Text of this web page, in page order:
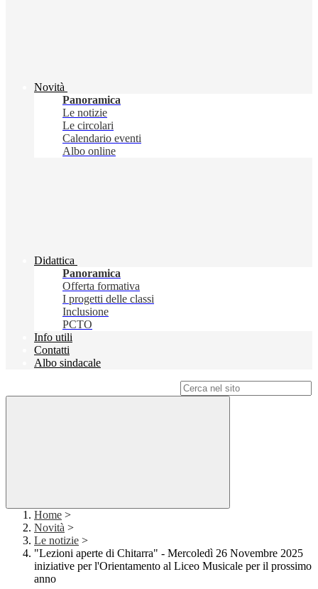
Novità
Panoramica
Le notizie
Le circolari
Calendario eventi
Albo online
Didattica
Panoramica
Offerta formativa
I progetti delle classi
Inclusione
PCTO
Info utili
Contatti
Albo sindacale
Home >
Novità >
Le notizie >
"Lezioni aperte di Chitarra" - Mercoledì 26 Novembre 2025
iniziative per l'Orientamento al Liceo Musicale per il prossimo
anno